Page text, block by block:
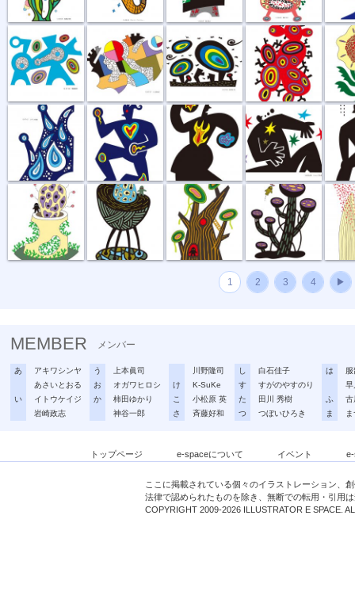
情報解析 ３人寄れば 風が強い夜 痛みの構造 真夏
再び立ち上がる 拳を振り上げる ショックを受... 愛は
おいしい匂い 孵化する装置 フィールドア... 空が飛べるはず 食事
1 2 3 4 ▶
MEMBER メンバー
あ
アキワシンヤ
あさいとおる
い
イトウケイジ
岩崎政志
う
上本眞司
お
オガワヒロシ
か
柿田ゆかり
神谷一郎
川野隆司
け
K-SuKe
こ
小松原 英
さ
斉藤好和
し
白石佳子
す
すがのやすのり
た
田川 秀樹
つ
つぼいひろき
は
早
ふ
古
ま
トップページ e-spaceについて イベント
ここに掲載されている個々のイラストレーション、
法律で認められたものを除き、無断での転用・引用
COPYRIGHT 2009-2026 ILLUSTRATOR E SPACE.